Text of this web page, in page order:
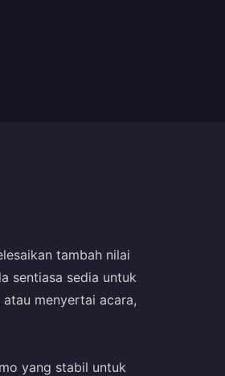
tambah nilai
sentiasa sedia untuk
atau menyertai acara,
yang stabil untuk